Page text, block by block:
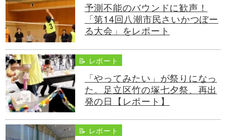
予測不能のバウンドに歓声！
「第14回八潮市民さいかつぼー
る大会」をレポート
📝 レポート
「やってみたい」が祭りになっ
た。足立区竹の塚七夕祭、再出
発の日【レポート】
📝 レポート